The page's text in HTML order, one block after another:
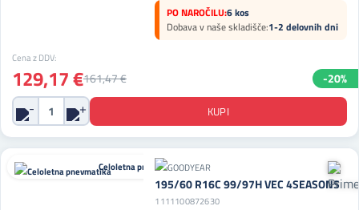
PO NAROČILU:6 kos
Dobava v naše skladišče:1-2 delovnih dni
Cena z DDV:
129,17 €161,47 € -20%
Celoletna pnevmatika
195/60 R16C 99/97H VEC 4SEASONS
1111100872630